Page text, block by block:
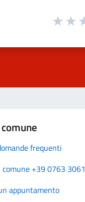
frequenti
comune +39 0763 3061
appuntamento